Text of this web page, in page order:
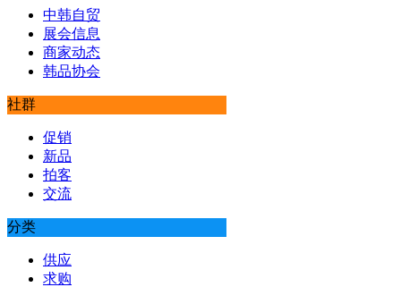
中韩自贸
展会信息
商家动态
韩品协会
社群
促销
新品
拍客
交流
分类
供应
求购